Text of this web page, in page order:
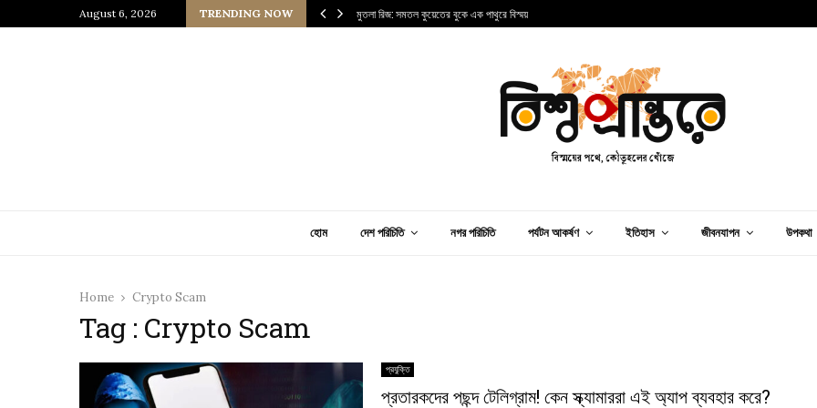
August 6, 2026 TRENDING NOW
ইরাকের হৃৎপিণ্ড মুতলা রিজ: সমতল কুয়েতের বুকে এক পাথুরে বিস্ময়
হোম দেশ পরিচিতি নগর পরিচিতি পর্যটন আকর্ষণ ইতিহাস জীবনযাপন উপকথা
Home Crypto Scam
Tag : Crypto Scam
প্রযুক্তি
প্রতারকদের পছন্দ টেলিগ্রাম! কেন স্ক্যামাররা এই অ্যাপ ব্যবহার করে?